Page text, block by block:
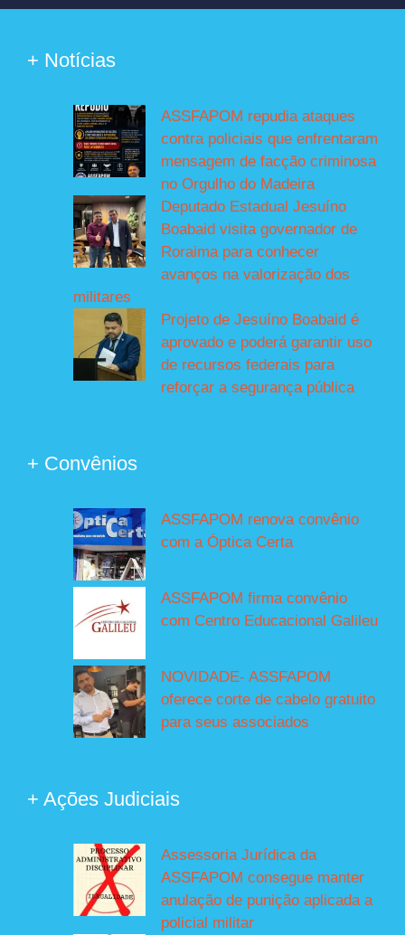
+ Notícias
ASSFAPOM repudia ataques
contra policiais que enfrentaram
mensagem de facção criminosa
no Orgulho do Madeira
Deputado Estadual Jesuíno
Boabaid visita governador de
Roraima para conhecer
avanços na valorização dos
militares
Projeto de Jesuíno Boabaid é
aprovado e poderá garantir uso
de recursos federais para
reforçar a segurança pública
+ Convênios
ASSFAPOM renova convênio
com a Óptica Certa
ASSFAPOM firma convênio
com Centro Educacional Galileu
NOVIDADE- ASSFAPOM
oferece corte de cabelo gratuito
para seus associados
+ Ações Judiciais
Assessoria Jurídica da
ASSFAPOM consegue manter
anulação de punição aplicada a
policial militar